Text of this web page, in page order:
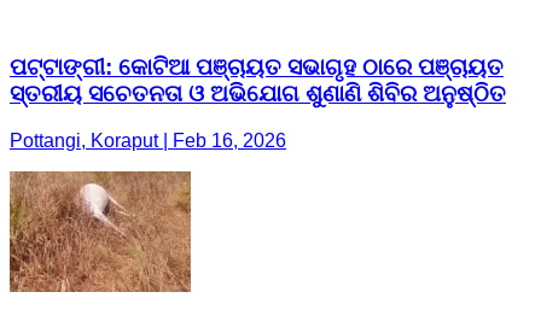
ପଟ୍ଟାଙ୍ଗୀ: କୋଟିଆ ପଞ୍ଚାୟତ ସଭାଗୃହ ଠାରେ ପଞ୍ଚାୟତ
ସ୍ତରୀୟ ସଚେତନତା ଓ ଅଭିଯୋଗ ଶୁଣାଣି ଶିବିର ଅନୁଷ୍ଠିତ
Pottangi, Koraput | Feb 16, 2026